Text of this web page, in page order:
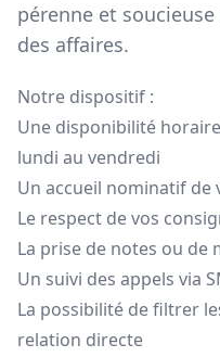
pérenne et
des affaires.
Notre dispositif :
Une disponibilité
lundi au vendredi
Un accueil nominatif de
Le respect de vos
La prise de notes ou de
Un suivi des appels via
La possibilité de filtrer
relation directe